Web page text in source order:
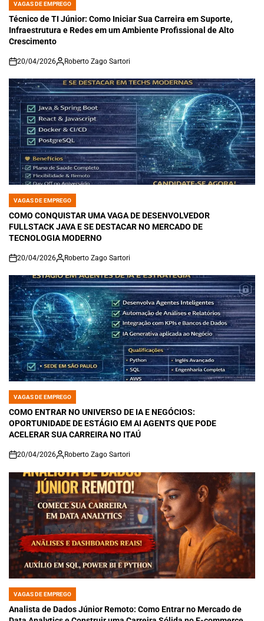
POSTED
IN
VAGAS DE EMPREGO
Técnico de TI Júnior: Como Iniciar Sua Carreira em Suporte,
Infraestrutura e Redes em um Ambiente Profissional de Alto
Crescimento
on
20/04/2026 Roberto Zago Sartori
POSTED
IN
VAGAS DE EMPREGO
COMO CONQUISTAR UMA VAGA DE DESENVOLVEDOR
FULLSTACK JAVA E SE DESTACAR NO MERCADO DE
TECNOLOGIA MODERNO
on
20/04/2026 Roberto Zago Sartori
POSTED
IN
VAGAS DE EMPREGO
COMO ENTRAR NO UNIVERSO DE IA E NEGÓCIOS:
OPORTUNIDADE DE ESTÁGIO EM AI AGENTS QUE PODE
ACELERAR SUA CARREIRA NO ITAÚ
on
20/04/2026 Roberto Zago Sartori
POSTED
IN
VAGAS DE EMPREGO
Analista de Dados Júnior Remoto: Como Entrar no Mercado de